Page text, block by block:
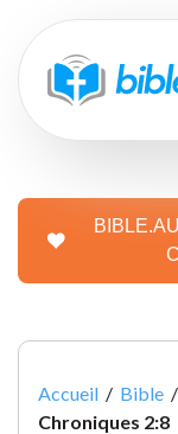
Accueil / Bible /
Chroniques 2:8